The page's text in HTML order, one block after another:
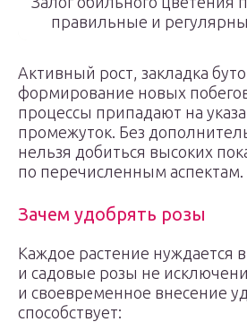
правильные и
Активный рост, закладка
формирование новых
процессы припадают на
промежуток. Без
нельзя добиться высоких
по перечисленным аспектам.
Зачем удобрять розы
Каждое растение нуждается
и садовые розы не
и своевременное внесение
способствует: